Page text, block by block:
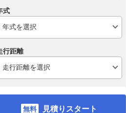
式
行距離
見積りスタート